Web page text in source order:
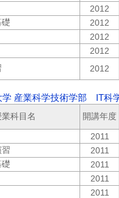
2012
2012
2012
2012
2012
学 産業科学技術学部 IT
業科目名 開講年度
2011
2011
2011
2011
2011